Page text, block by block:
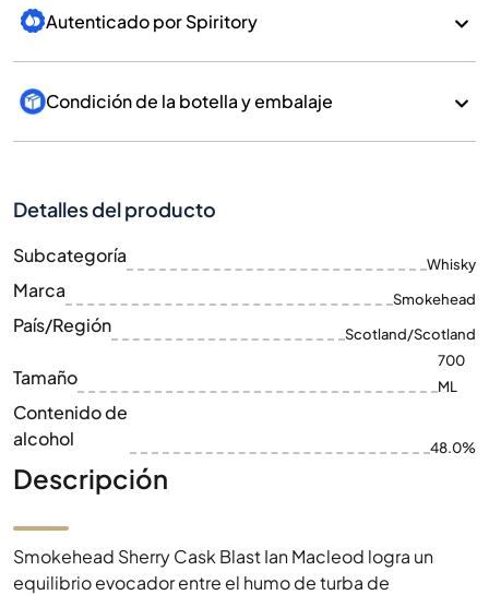
Autenticado por Spiritory
Condición de la botella y embalaje
Detalles del producto
Subcategoría Whisky
Marca Smokehead
País/Región Scotland/Scotland
Tamaño
700
ML
Contenido de
alcohol
48.0%
Descripción
Smokehead Sherry Cask Blast Ian Macleod logra un
equilibrio evocador entre el humo de turba de